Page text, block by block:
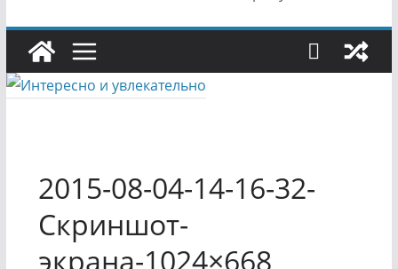
2015-08-04-14-16-32-
Скриншот-
экрана-1024×668